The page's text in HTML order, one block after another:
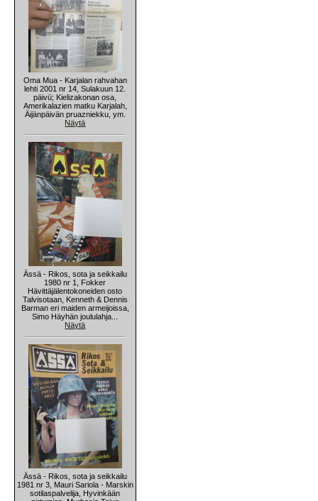
Oma Mua - Karjalan rahvahan
lehti 2001 nr 14, Sulakuun 12.
päivü; Kielizakonan osa,
Amerikalazien matku Karjalah,
Äijänpäivän pruazniekku, ym.
Näytä
Ässä - Rikos, sota ja seikkailu
1980 nr 1, Fokker
Hävittäjälentokoneiden osto
Talvisotaan, Kenneth & Dennis
Barman eri maiden armeijoissa,
Simo Häyhän joululahja...
Näytä
Ässä - Rikos, sota ja seikkailu
1981 nr 3, Mauri Sariola - Marskin
sotilaspalvelija, Hyvinkään